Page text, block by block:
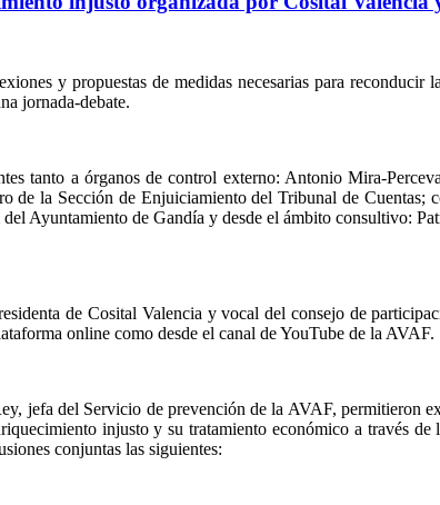
y propuestas de medidas necesarias para
jornada-debate.
tanto a órganos de control externo: Antonio Mira-
la Sección de Enjuiciamiento del Tribunal de Cuentas;
Ayuntamiento de Gandía y desde el ámbito consultivo:
de Cosital Valencia y vocal del consejo de
online como desde el canal de YouTube de la AVAF.
jefa del Servicio de prevención de la AVAF, permitieron
injusto y su tratamiento económico a través
conjuntas las siguientes: